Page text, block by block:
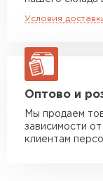
макс. длина
макс. длина
Условия
Оптово и
Мы продаем
зависимости
клиентам